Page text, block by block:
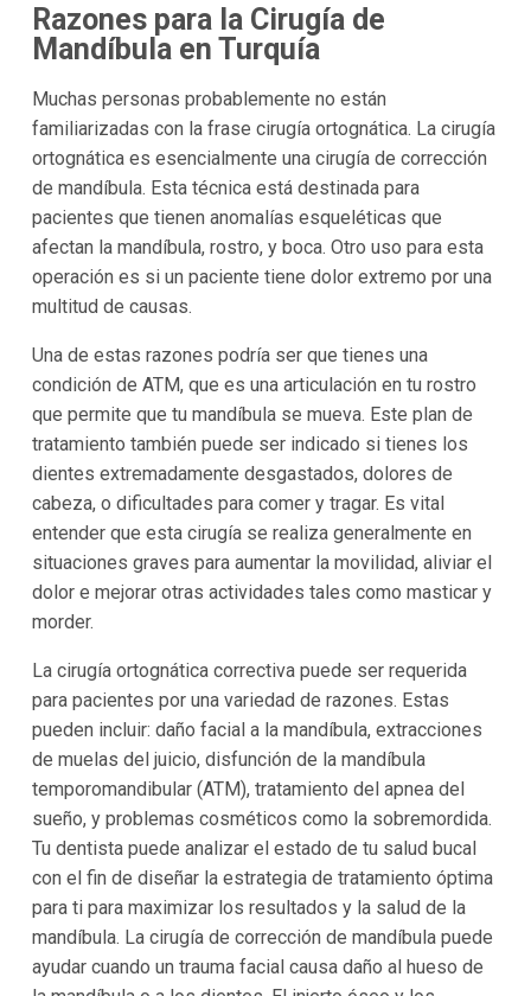
Razones para la Cirugía de
Mandíbula en Turquía
Muchas personas probablemente no están
familiarizadas con la frase cirugía ortognática. La cirugía
ortognática es esencialmente una cirugía de corrección
de mandíbula. Esta técnica está destinada para
pacientes que tienen anomalías esqueléticas que
afectan la mandíbula, rostro, y boca. Otro uso para esta
operación es si un paciente tiene dolor extremo por una
multitud de causas.
Una de estas razones podría ser que tienes una
condición de ATM, que es una articulación en tu rostro
que permite que tu mandíbula se mueva. Este plan de
tratamiento también puede ser indicado si tienes los
dientes extremadamente desgastados, dolores de
cabeza, o dificultades para comer y tragar. Es vital
entender que esta cirugía se realiza generalmente en
situaciones graves para aumentar la movilidad, aliviar el
dolor e mejorar otras actividades tales como masticar y
morder.
La cirugía ortognática correctiva puede ser requerida
para pacientes por una variedad de razones. Estas
pueden incluir: daño facial a la mandíbula, extracciones
de muelas del juicio, disfunción de la mandíbula
temporomandibular (ATM), tratamiento del apnea del
sueño, y problemas cosméticos como la sobremordida.
Tu dentista puede analizar el estado de tu salud bucal
con el fin de diseñar la estrategia de tratamiento óptima
para ti para maximizar los resultados y la salud de la
mandíbula. La cirugía de corrección de mandíbula puede
ayudar cuando un trauma facial causa daño al hueso de